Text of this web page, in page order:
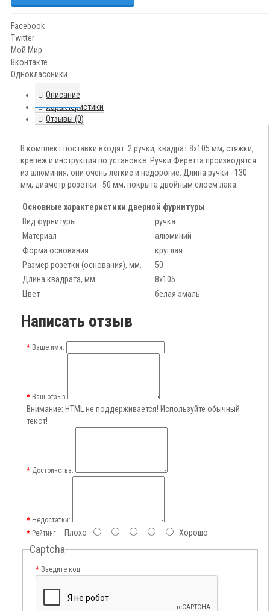
Facebook
Twitter
Мой Мир
Вконтакте
Одноклассники
Описание
Характеристики
Отзывы (0)
В комплект поставки входят: 2 ручки, квадрат 8х105 мм, стяжки,
крепеж и инструкция по установке. Ручки Феретта производятся
из алюминия, они очень легкие и недорогие. Длина ручки - 130
мм, диаметр розетки - 50 мм, покрыта двойным слоем лака.
Основные характеристики дверной фурнитуры
Вид фурнитуры
ручка
Материал
алюминий
Форма основания
круглая
Размер розетки (основания), мм.
50
Длина квадрата, мм.
8x105
Цвет
белая эмаль
Написать отзыв
Ваше имя:
Ваш отзыв
Внимание: HTML не поддерживается! Используйте обычный
текст!
Достоинства:
Недостатки:
РейтингПлохо Хорошо
Captcha
Введите код